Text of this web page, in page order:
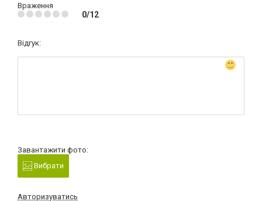
Враження
0/12
Відгук:
Завантажити фото:
Вибрати
Авторизуватись